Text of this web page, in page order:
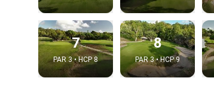
7
PAR 3 • HCP 8
8
PAR 3 • HCP 9